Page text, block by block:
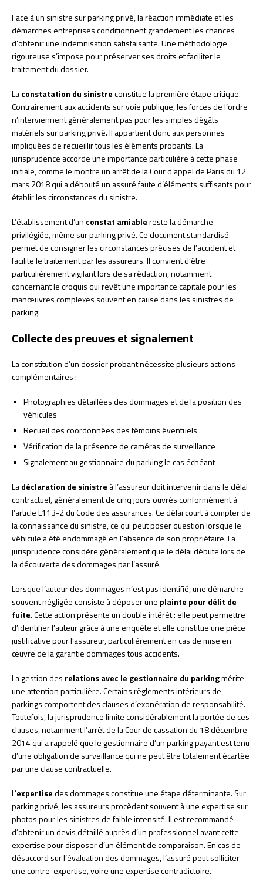
Face à un sinistre sur parking privé, la réaction immédiate et les
démarches entreprises conditionnent grandement les chances
d’obtenir une indemnisation satisfaisante. Une méthodologie
rigoureuse s’impose pour préserver ses droits et faciliter le
traitement du dossier.
Laconstatation du sinistreconstitue la première étape critique.
Contrairement aux accidents sur voie publique, les forces de l’ordre
n’interviennent généralement pas pour les simples dégâts
matériels sur parking privé. Il appartient donc aux personnes
impliquées de recueillir tous les éléments probants. La
jurisprudence accorde une importance particulière à cette phase
initiale, comme le montre un arrêt de la Cour d’appel de Paris du 12
mars 2018 qui a débouté un assuré faute d’éléments suffisants pour
établir les circonstances du sinistre.
L’établissement d’un constat amiablereste la démarche
privilégiée, même sur parking privé. Ce document standardisé
permet de consigner les circonstances précises de l’accident et
facilite le traitement par les assureurs. Il convient d’être
particulièrement vigilant lors de sa rédaction, notamment
concernant le croquis qui revêt une importance capitale pour les
manœuvres complexes souvent en cause dans les sinistres de
parking.
Collecte des preuves et signalement
La constitution d’un dossier probant nécessite plusieurs actions
complémentaires :
Photographies détaillées des dommages et de la position des
véhicules
Recueil des coordonnées des témoins éventuels
Vérification de la présence de caméras de surveillance
Signalement au gestionnaire du parking le cas échéant
Ladéclaration de sinistre à l’assureur doit intervenir dans le délai
contractuel, généralement de cinq jours ouvrés conformément à
l’article L113-2 du Code des assurances. Ce délai court à compter de
la connaissance du sinistre, ce qui peut poser question lorsque le
véhicule a été endommagé en l’absence de son propriétaire. La
jurisprudence considère généralement que le délai débute lors de
la découverte des dommages par l’assuré.
Lorsque l’auteur des dommages n’est pas identifié, une démarche
souvent négligée consiste à déposer une plainte pour délit de
fuite. Cette action présente un double intérêt : elle peut permettre
d’identifier l’auteur grâce à une enquête et elle constitue une pièce
justificative pour l’assureur, particulièrement en cas de mise en
œuvre de la garantie dommages tous accidents.
La gestion des relations avec le gestionnaire du parkingmérite
une attention particulière. Certains règlements intérieurs de
parkings comportent des clauses d’exonération de responsabilité.
Toutefois, la jurisprudence limite considérablement la portée de ces
clauses, notamment l’arrêt de la Cour de cassation du 18 décembre
2014 qui a rappelé que le gestionnaire d’un parking payant est tenu
d’une obligation de surveillance qui ne peut être totalement écartée
par une clause contractuelle.
L’expertisedes dommages constitue une étape déterminante. Sur
parking privé, les assureurs procèdent souvent à une expertise sur
photos pour les sinistres de faible intensité. Il est recommandé
d’obtenir un devis détaillé auprès d’un professionnel avant cette
expertise pour disposer d’un élément de comparaison. En cas de
désaccord sur l’évaluation des dommages, l’assuré peut solliciter
une contre-expertise, voire une expertise contradictoire.